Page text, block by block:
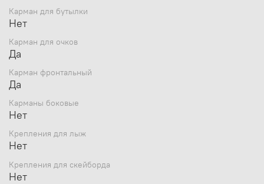
Карман для бутылки
Нет
Карман для очков
Да
Карман фронтальный
Да
Карманы боковые
Нет
Крепления для лыж
Нет
Крепления для скейборда
Нет